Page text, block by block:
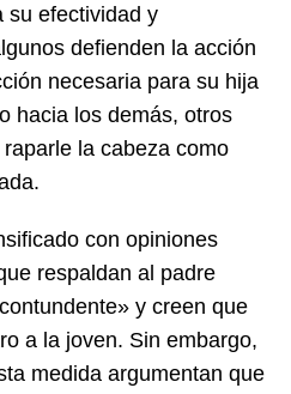
su efectividad y
defienden la acción
necesaria para su hija
hacia los demás, otros
la cabeza como
con opiniones
respaldan al padre
y creen que
a la joven. Sin embargo,
medida argumentan que